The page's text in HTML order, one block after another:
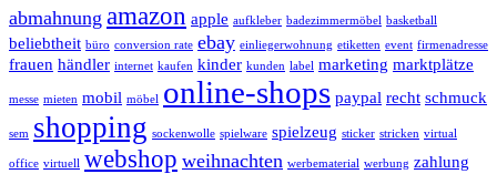
abmahnung amazon apple aufkleber badezimmermöbel basketball
beliebtheit büro conversion rate ebay einliegerwohnung etiketten event firmenadresse
frauen händler internet kaufen kinder kunden label marketing marktplätze
messe mieten mobil möbel online-shops paypal recht schmuck
sem shopping sockenwolle spielware spielzeug sticker stricken virtual
office virtuell webshop weihnachten werbematerial werbung zahlung